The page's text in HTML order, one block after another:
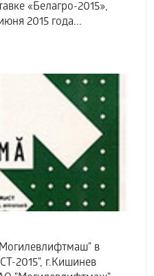
«Белагро-2015»,
2015 года...
в
2015", г.Кишинев